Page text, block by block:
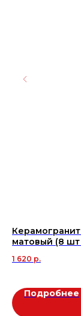
Керамогранит
матовый (8 шт
1 620 р.
Подробнее